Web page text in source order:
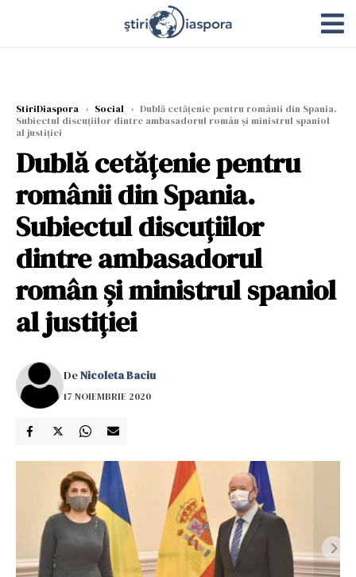
StiriDiaspora › Social › Dublă cetăţenie pentru românii din Spania.
Subiectul discuţiilor dintre ambasadorul român şi ministrul spaniol
al justiției
Dublă cetăţenie pentru
românii din Spania.
Subiectul discuţiilor
dintre ambasadorul
român şi ministrul spaniol
al justiției
DeNicoleta Baciu
17 NOIEMBRIE 2020